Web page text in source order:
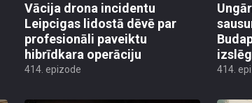
Vācija drona incidentu
Leipcigas lidostā dēvē par
profesionāli paveiktu
hibrīdkara operāciju
414. epizode 414.